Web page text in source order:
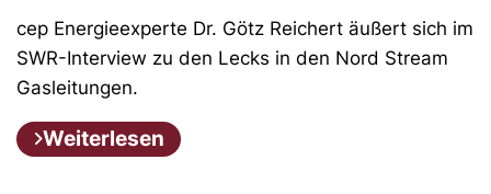
cep Energieexperte Dr. Götz Reichert äußert sich im
SWR-Interview zu den Lecks in den Nord Stream
Gasleitungen.
Weiterlesen